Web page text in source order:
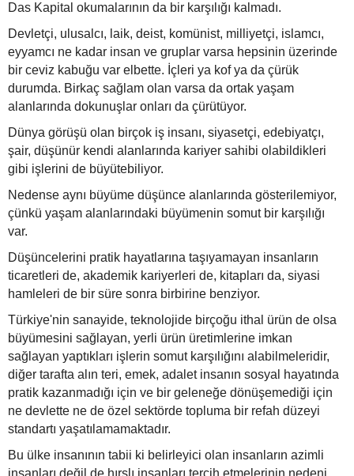
Das Kapital okumalarının da bir karşılığı kalmadı.
Devletçi, ulusalcı, laik, deist, komünist, milliyetçi, islamcı,
eyyamcı ne kadar insan ve gruplar varsa hepsinin üzerinde
bir ceviz kabuğu var elbette. İçleri ya kof ya da çürük
durumda. Birkaç sağlam olan varsa da ortak yaşam
alanlarında dokunuşlar onları da çürütüyor.
Dünya görüşü olan birçok iş insanı, siyasetçi, edebiyatçı,
şair, düşünür kendi alanlarında kariyer sahibi olabildikleri
gibi işlerini de büyütebiliyor.
Nedense aynı büyüme düşünce alanlarında gösterilemiyor,
çünkü yaşam alanlarındaki büyümenin somut bir karşılığı
var.
Düşüncelerini pratik hayatlarına taşıyamayan insanların
ticaretleri de, akademik kariyerleri de, kitapları da, siyasi
hamleleri de bir süre sonra birbirine benziyor.
Türkiye'nin sanayide, teknolojide birçoğu ithal ürün de olsa
büyümesini sağlayan, yerli ürün üretimlerine imkan
sağlayan yaptıkları işlerin somut karşılığını alabilmeleridir,
diğer tarafta alın teri, emek, adalet insanın sosyal hayatında
pratik kazanmadığı için ve bir geleneğe dönüşemediği için
ne devlette ne de özel sektörde topluma bir refah düzeyi
standartı yaşatılamamaktadır.
Bu ülke insanının tabii ki belirleyici olan insanların azimli
insanları değil de hırslı insanları tercih etmelerinin nedeni,